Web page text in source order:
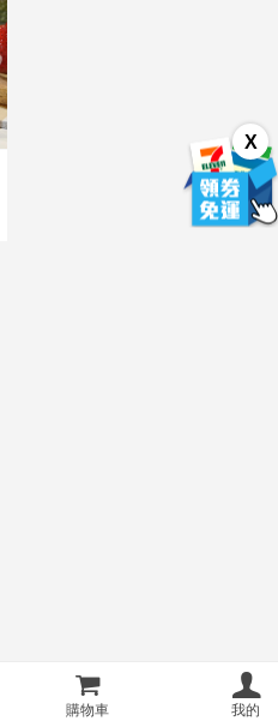
X
購物車 我的